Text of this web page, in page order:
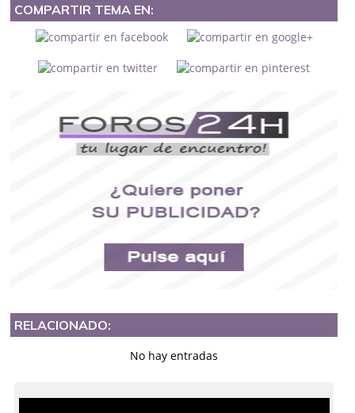
COMPARTIR TEMA EN:
RELACIONADO:
No hay entradas